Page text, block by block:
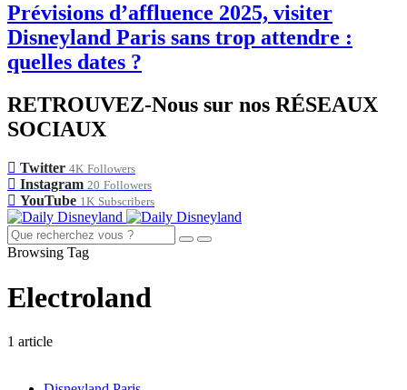
Prévisions d’affluence 2025, visiter
Disneyland Paris sans trop attendre :
quelles dates ?
RETROUVEZ-Nous sur nos RÉSEAUX
SOCIAUX
Twitter 4K Followers
Instagram 20 Followers
YouTube 1K Subscribers
Browsing Tag
Electroland
1 article